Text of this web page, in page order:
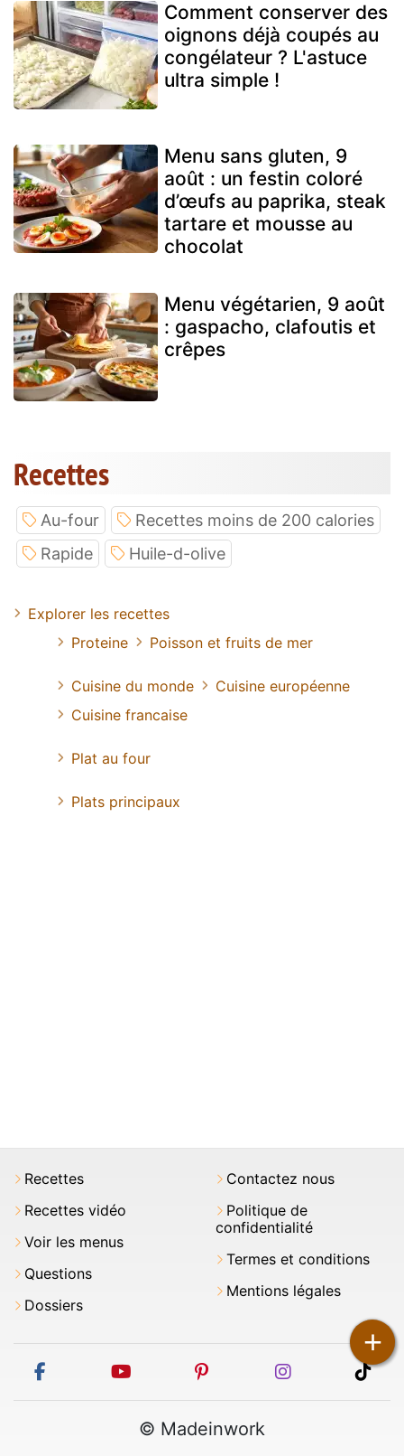
+
Comment conserver des
oignons déjà coupés au
congélateur ? L'astuce
ultra simple !
Menu sans gluten, 9
août : un festin coloré
d’œufs au paprika, steak
tartare et mousse au
chocolat
Menu végétarien, 9 août
: gaspacho, clafoutis et
crêpes
Recettes
Au-four
Recettes moins de 200 calories
Rapide
Huile-d-olive
Explorer les recettes
Proteine
Poisson et fruits de mer
Cuisine du monde
Cuisine européenne
Cuisine francaise
Plat au four
Plats principaux
Recettes
Recettes vidéo
Voir les menus
Questions
Dossiers
Contactez nous
Politique de
confidentialité
Termes et conditions
Mentions légales
facebook youtube pinterest instagram
© Madeinwork